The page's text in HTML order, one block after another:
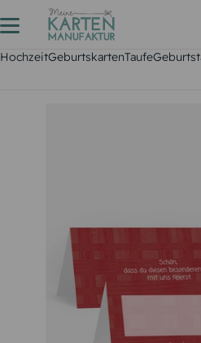
HochzeitGeburtskartenTaufe